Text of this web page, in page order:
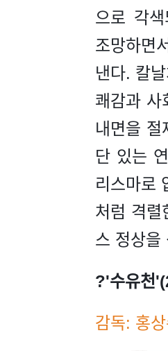
으로 각
조망하면
낸다. 칼
쾌감과 사
내면을 절
단 있는
리스마로
처럼 격렬
스 정상을
?'수유천
감독: 홍